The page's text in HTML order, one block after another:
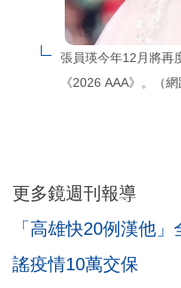
張員瑛今年12月將再
《2026 AAA》。（網
更多鏡週刊報導
「高雄快20例漢他
謠疫情10萬交保